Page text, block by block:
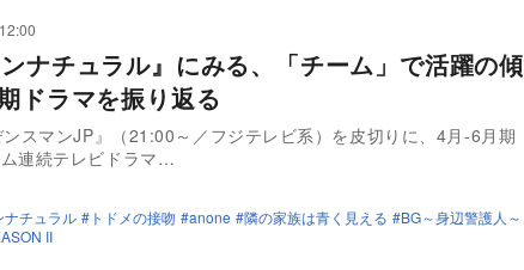
ンナチュラル』にみる、「チーム」で活躍の傾
ドラマを振り返る
スマンJP』（21:00～／フジテレビ系）を皮切りに、4月‐6月期
連続テレビドラマ…
ナチュラル トドメの接吻 anone 隣の家族は青く見える
BG～身辺警護人～
II